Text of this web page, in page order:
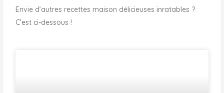
Envie d’autres recettes maison délicieuses inratables ?
C’est ci-dessous !